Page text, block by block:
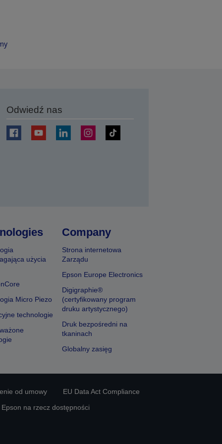
Odwiedź nas
użycia
Micro Piezo
technologie
Company
Strona internetowa
Zarządu
Epson Europe Electronics
Digigraphie®
(certyfikowany program
druku artystycznego)
Druk bezpośredni na
tkaninach
Globalny zasięg
od umowy
EU Data Act Compliance
Epson na rzecz dostępności